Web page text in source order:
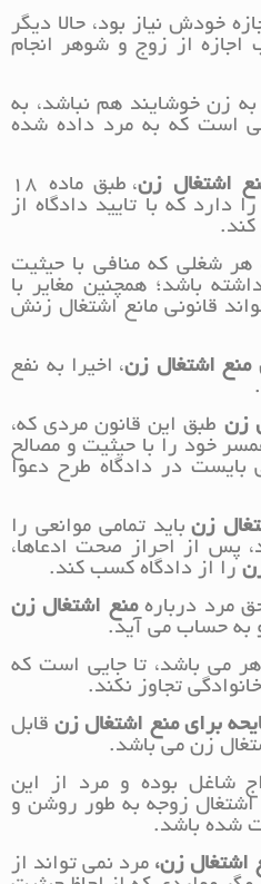
خودش نیاز بود، حالا دیگر
اجازه از زوج و شوهر انجام
زن خوشایند هم نباشد، به
است که به مرد داده شده
اشتغال زن
، طبق ماده ۱۸
که با تایید دادگاه از
هر شغلی که منافی با حیثیت
باشد؛ همچنین مغایر با
قانونی مانع اشتغال زنش
منع اشتغال زن، اخیرا به نفع
زن طبق این قانون مردی که،
خود را با حیثیت و مصالح
بایست در دادگاه طرح دعوا
زن باید تمامی موانعی را
پس از احراز صحت ادعاها،
را از دادگاه کسب کند.
مرد دربارهمنع اشتغال زن
به حساب می آید.
می باشد، تا جایی است که
تجاوز نکند.
برای منع اشتغال زن قابل
زن می باشد.
شاغل بوده و مرد از این
زوجه به طور روشن و
شده باشد.
اشتغال زن، مرد نمی تواند از